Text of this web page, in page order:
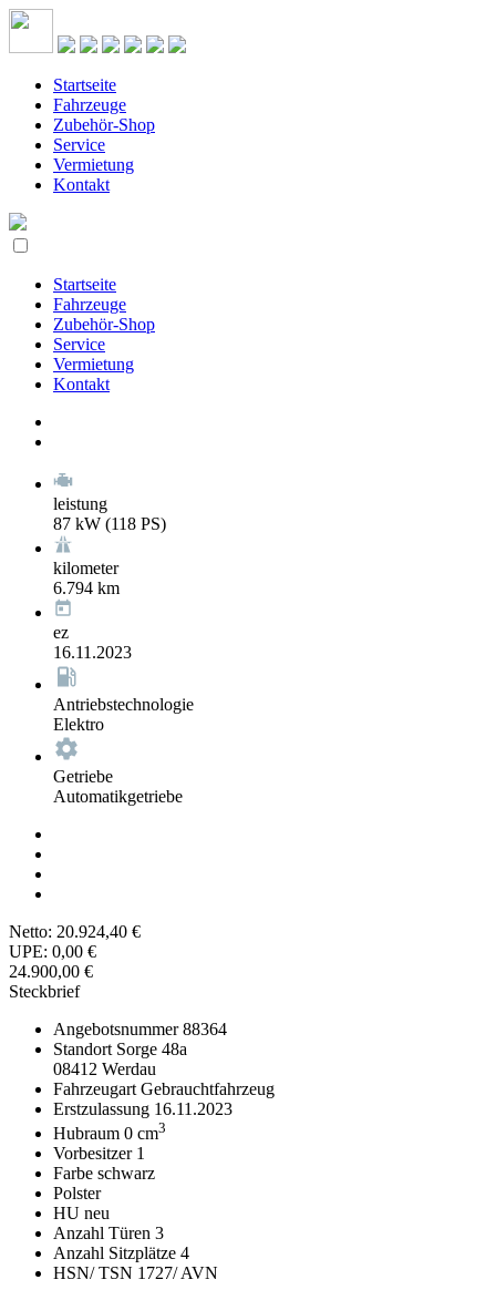
Startseite
Fahrzeuge
Zubehör-Shop
Service
Vermietung
Kontakt
Startseite
Fahrzeuge
Zubehör-Shop
Service
Vermietung
Kontakt
leistung
87 kW (118 PS)
kilometer
6.794 km
ez
16.11.2023
Antriebstechnologie
Elektro
Getriebe
Automatikgetriebe
Netto: 20.924,40 €
UPE: 0,00 €
24.900,00 €
Steckbrief
Angebotsnummer88364
Standort Sorge 48a
08412 Werdau
Fahrzeugart Gebrauchtfahrzeug
Erstzulassung 16.11.2023
Hubraum 0 cm3
Vorbesitzer 1
Farbe schwarz
Polster
HU neu
Anzahl Türen 3
Anzahl Sitzplätze 4
HSN/ TSN 1727/ AVN